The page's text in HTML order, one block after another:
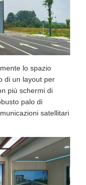
lo spazio
di un layout per
più schermi di
palo di
satellitari